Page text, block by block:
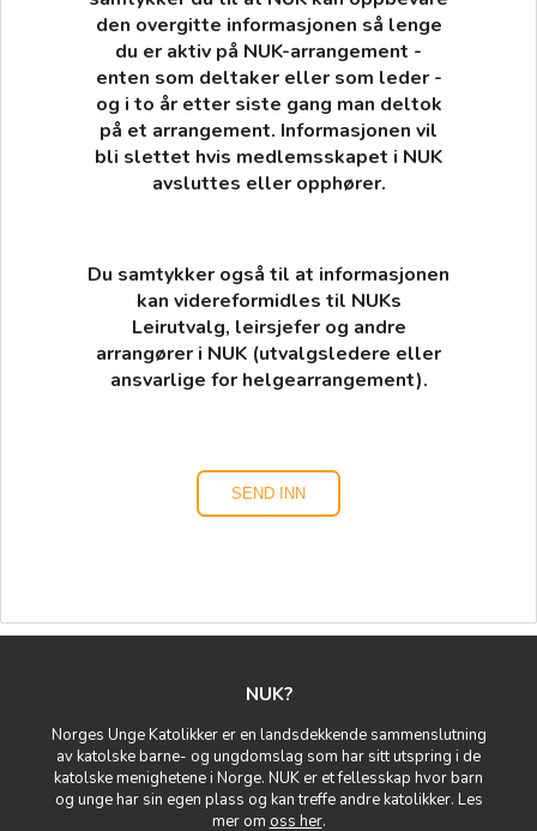
den overgitte informasjonen så lenge
du er aktiv på NUK-arrangement -
enten som deltaker eller som leder -
og i to år etter siste gang man deltok
på et arrangement. Informasjonen vil
bli slettet hvis medlemsskapet i NUK
avsluttes eller opphører.
Du samtykker også til at informasjonen
kan videreformidles til NUKs
Leirutvalg, leirsjefer og andre
arrangører i NUK (utvalgsledere eller
ansvarlige for helgearrangement).
NUK?
Norges Unge Katolikker er en landsdekkende sammenslutning
av katolske barne- og ungdomslag som har sitt utspring i de
katolske menighetene i Norge. NUK er et fellesskap hvor barn
og unge har sin egen plass og kan treffe andre katolikker. Les
mer om oss her.